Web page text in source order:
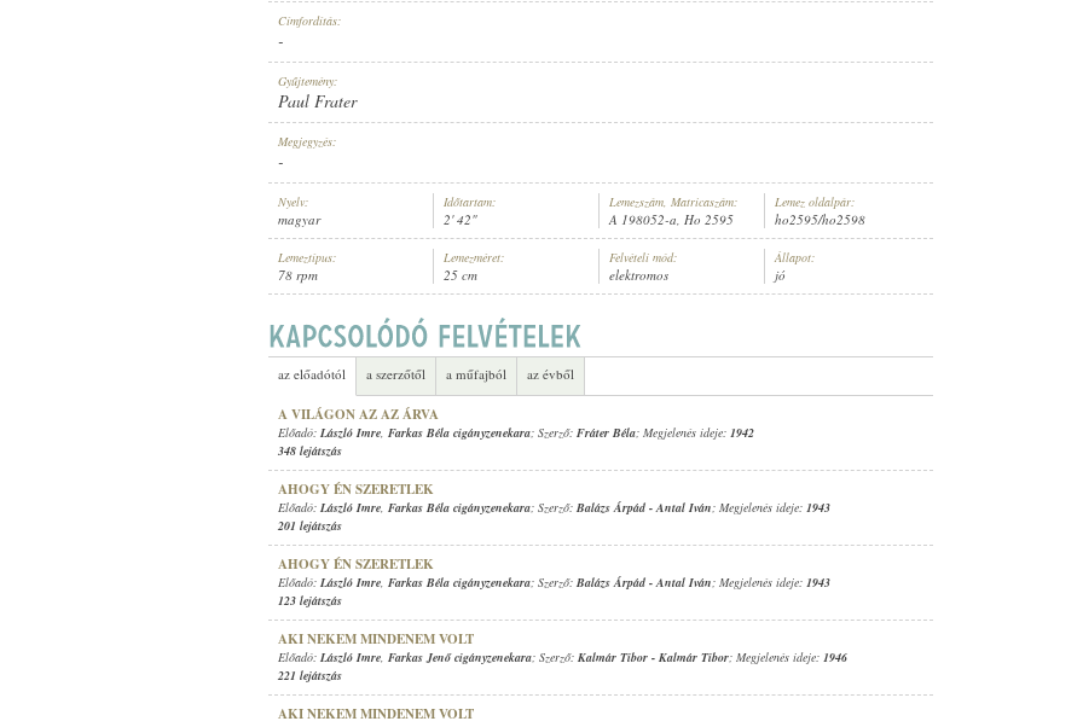
LÁSZLÓ IMRE ,FARKAS BÉLA CIGÁNYZENEKARA
LEMEZSZÁM:
Címfordítás:
-
Gyűjtemény:
Paul Frater
Megjegyzés:
-
Nyelv:
magyar
Időtartam:
2' 42"
Lemezszám, Matricaszám:
A 198052-a, Ho 2595
Lemez oldalpár:
ho2595/ho2598
Lemeztípus:
78 rpm
Lemezméret:
25 cm
Felvételi mód:
elektromos
Állapot:
jó
az előadótól a szerzőtől a műfajból az évből
A VILÁGON AZ AZ ÁRVA
Előadó: László Imre, Farkas Béla cigányzenekara; Szerző: Fráter Béla; Megjelenés ideje: 1942
348 lejátszás
AHOGY ÉN SZERETLEK
Előadó: László Imre, Farkas Béla cigányzenekara; Szerző: Balázs Árpád -Antal Iván; Megjelenés ideje: 1943
201 lejátszás
AHOGY ÉN SZERETLEK
Előadó: László Imre, Farkas Béla cigányzenekara; Szerző: Balázs Árpád -Antal Iván; Megjelenés ideje: 1943
123 lejátszás
AKI NEKEM MINDENEM VOLT
Előadó: László Imre, Farkas Jenő cigányzenekara; Szerző: Kalmár Tibor - Kalmár Tibor; Megjelenés ideje: 1946
221 lejátszás
AKI NEKEM MINDENEM VOLT